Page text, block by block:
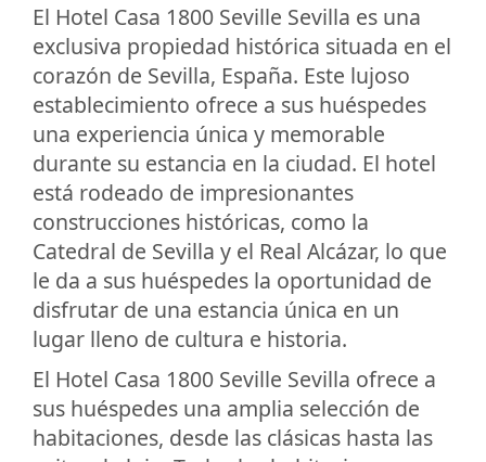
El Hotel Casa 1800 Seville Sevilla es una
exclusiva propiedad histórica situada en el
corazón de Sevilla, España. Este lujoso
establecimiento ofrece a sus huéspedes
una experiencia única y memorable
durante su estancia en la ciudad. El hotel
está rodeado de impresionantes
construcciones históricas, como la
Catedral de Sevilla y el Real Alcázar, lo que
le da a sus huéspedes la oportunidad de
disfrutar de una estancia única en un
lugar lleno de cultura e historia.
El Hotel Casa 1800 Seville Sevilla ofrece a
sus huéspedes una amplia selección de
habitaciones, desde las clásicas hasta las